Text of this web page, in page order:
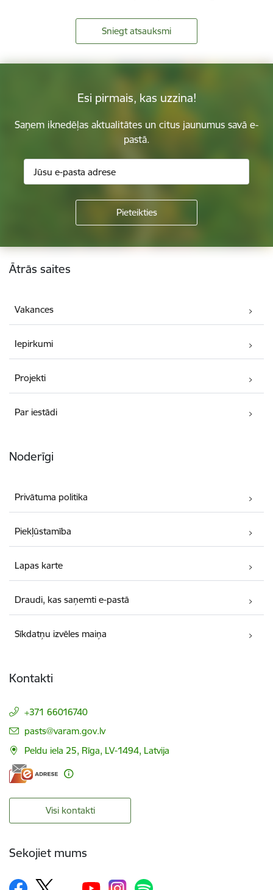
Sniegt atsauksmi
Esi pirmais, kas uzzina!
Saņem iknedēļas aktualitātes un citus jaunumus savā e-
pastā.
Kājene
Ātrās saites
Vakances
Iepirkumi
Projekti
Par iestādi
Noderīgi
Privātuma politika
Piekļūstamība
Lapas karte
Draudi, kas saņemti e-pastā
Sīkdatņu izvēles maiņa
Kontakti
+371 66016740
E-pasts:
pasts@varam.gov.lv
Peldu iela 25, Rīga, LV-1494, Latvija
Visi kontakti
Sekojiet mums